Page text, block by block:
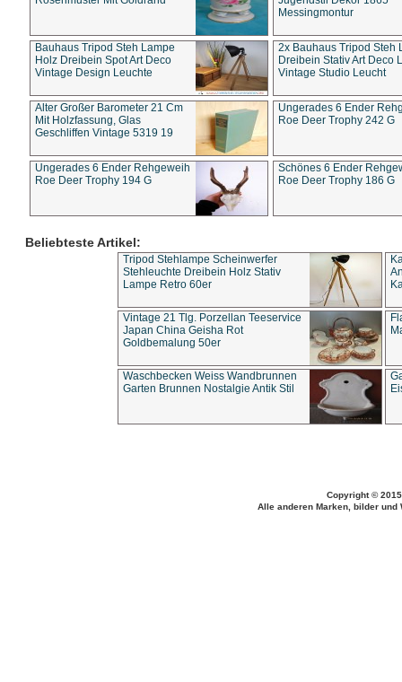
Messingmontur
Bauhaus Tripod Steh Lampe
Holz Dreibein Spot Art Deco
Vintage Design Leuchte
2x Bauhaus Tripod Steh
Dreibein Stativ Art Deco
Vintage Studio Leucht
Alter Großer Barometer 21 Cm
Mit Holzfassung, Glas
Geschliffen Vintage 5319 19
Ungerades 6 Ender
Roe Deer Trophy 242 G
Ungerades 6 Ender Rehgeweih
Roe Deer Trophy 194 G
Schönes 6 Ender
Roe Deer Trophy 186 G
Beliebteste Artikel:
Tripod Stehlampe Scheinwerfer
Stehleuchte Dreibein Holz Stativ
Lampe Retro 60er
Vintage 21 Tlg. Porzellan Teeservice
Japan China Geisha Rot
Goldbemalung 50er
Waschbecken Weiss Wandbrunnen
Garten Brunnen Nostalgie Antik Stil
Copyright ©
Alle anderen Marken, bilder und